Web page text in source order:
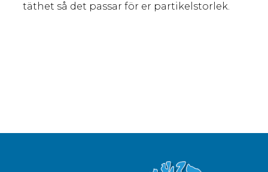
täthet så det passar för er partikelstorlek.